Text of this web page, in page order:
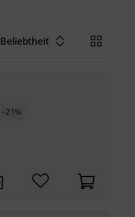
Beliebtheit
-21%